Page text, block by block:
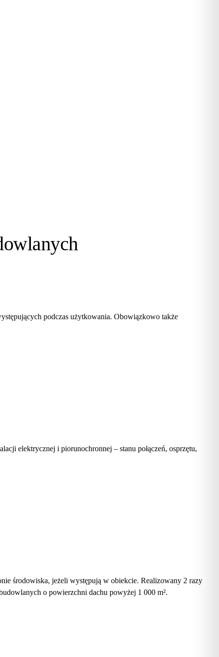
podczas użytkowania. Obowiązkowo także
elektrycznej i piorunochronnej – stanu połączeń, osprzętu,
środowiska, jeżeli występują w obiekcie. Realizowany 2 razy
o powierzchni dachu powyżej 1 000 m².